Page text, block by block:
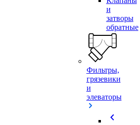
и
затворы
обратные
Фильтры,
грязевики
и
элеваторы
chevron_left